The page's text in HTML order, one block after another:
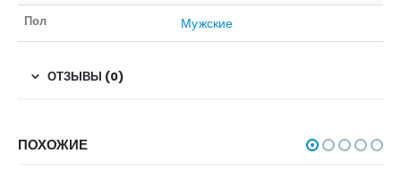
Пол Мужские
ОТЗЫВЫ (0)
ПОХОЖИЕ